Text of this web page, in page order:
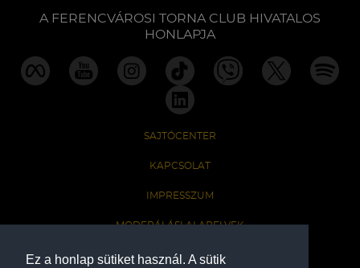
Ez a honlap sütiket használ. A sütik
A FERENCVÁROSI TORNA CLUB HIVATALOS
HONLAPJA
SAJTÓCENTER
KAPCSOLAT
IMPRESSZUM
MODERÁLÁSI ALAPELVEK
HONLAP ADATKEZELÉSI TÁJÉKOZTATÓ